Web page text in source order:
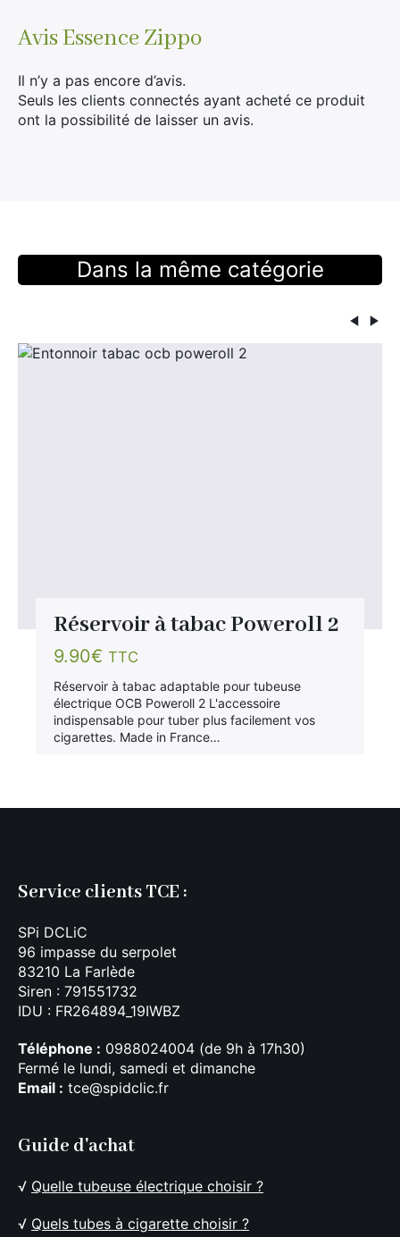
AvisEssence Zippo
Il n’y a pas encore d’avis.
Seuls les clients connectés ayant acheté ce produit
ont la possibilité de laisser un avis.
Dans la même catégorie
Réservoir à tabac Poweroll 2
9.90€ TTC
Réservoir à tabac adaptable pour tubeuse
électrique OCB Poweroll 2 L'accessoire
indispensable pour tuber plus facilement vos
cigarettes. Made in France…
Service clients TCE :
SPi DCLiC
96 impasse du serpolet
83210 La Farlède
Siren : 791551732
IDU : FR264894_19IWBZ
Téléphone : 0988024004 (de 9h à 17h30)
Fermé le lundi, samedi et dimanche
Email : tce@spidclic.fr
Guide d'achat
√ Quelle tubeuse électrique choisir ?
√ Quels tubes à cigarette choisir ?
×